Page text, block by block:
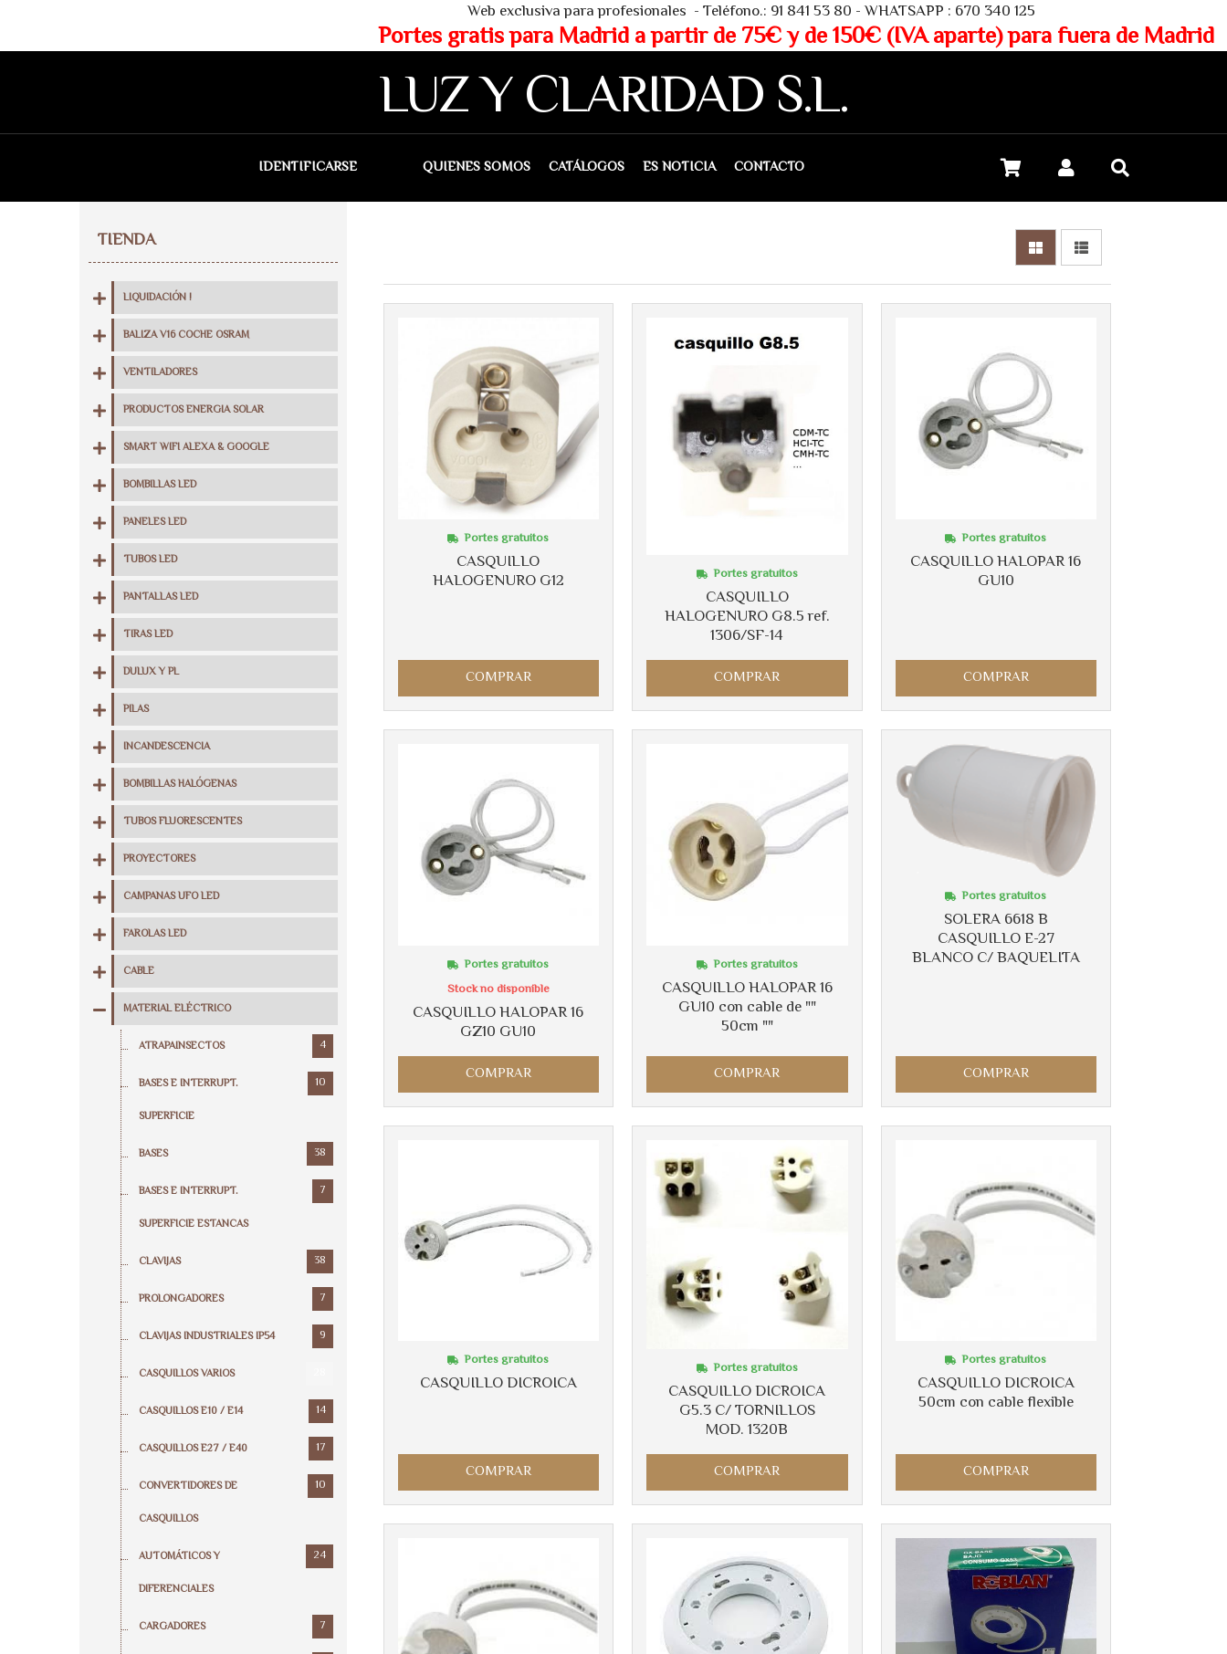
Web exclusiva para profesionales - Teléfono.: 91 841 53 80 - WHATSAPP : 670 340 125
Portes gratis para Madrid a partir de 75€ y de 150€ (IVA aparte) para fuera de Madrid
LUZ Y CLARIDAD S.L.
IDENTIFICARSE QUIENES SOMOS CATÁLOGOS ES NOTICIA CONTACTO
TIENDA
LIQUIDACIÓN !
BALIZA V16 COCHE OSRAM
VENTILADORES
PRODUCTOS ENERGIA SOLAR
SMART WIFI ALEXA & GOOGLE
BOMBILLAS LED
PANELES LED
TUBOS LED
PANTALLAS LED
TIRAS LED
DULUX Y PL
PILAS
INCANDESCENCIA
BOMBILLAS HALÓGENAS
TUBOS FLUORESCENTES
PROYECTORES
CAMPANAS UFO LED
FAROLAS LED
CABLE
MATERIAL ELÉCTRICO
ATRAPAINSECTOS 4
BASES E INTERRUPT.
SUPERFICIE
10
BASES 38
BASES E INTERRUPT.
SUPERFICIE ESTANCAS
7
CLAVIJAS 38
PROLONGADORES 7
CLAVIJAS INDUSTRIALES IP54 9
CASQUILLOS VARIOS
CASQUILLOS E10 / E14 14
CASQUILLOS E27 / E40 17
CONVERTIDORES DE
CASQUILLOS
10
AUTOMÁTICOS Y
DIFERENCIALES
24
CARGADORES 7
CASQUILLO
HALOGENURO G12
Portes gratuitos
COMPRAR
CASQUILLO
HALOGENURO G8.5 ref.
1306/SF-14
Portes gratuitos
COMPRAR
CASQUILLO HALOPAR 16
GU10
Portes gratuitos
COMPRAR
CASQUILLO HALOPAR 16
GZ10 GU10
Portes gratuitos
Stock no disponible
COMPRAR
CASQUILLO HALOPAR 16
GU10 con cable de ""
50cm ""
Portes gratuitos
COMPRAR
SOLERA 6618 B
CASQUILLO E-27
BLANCO C/ BAQUELITA
Portes gratuitos
COMPRAR
CASQUILLO DICROICA
Portes gratuitos
COMPRAR
Más info
CASQUILLO DICROICA
G5.3 C/ TORNILLOS
MOD. 1320B
Portes gratuitos
COMPRAR
CASQUILLO DICROICA
50cm con cable flexible
Portes gratuitos
COMPRAR
Más info
Más info
Más info